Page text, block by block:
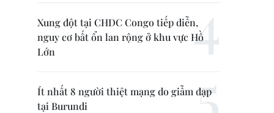
Xung đột tại CHDC Congo tiếp diễn,
nguy cơ bất ổn lan rộng ở khu vực Hồ
Lớn
Ít nhất 8 người thiệt mạng do giẫm đạp
tại Burundi